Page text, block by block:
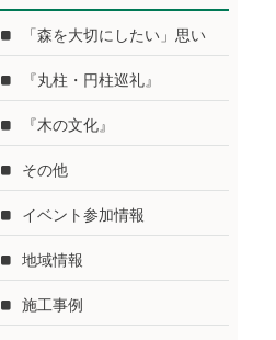
「森を大切にしたい」思い
『丸柱・円柱巡礼』
『木の文化』
その他
イベント参加情報
地域情報
施工事例